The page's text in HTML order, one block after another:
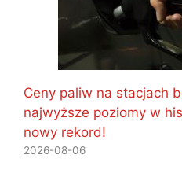
Ceny paliw na stacjach
najwyższe poziomy w
nowy rekord!
2026-08-06